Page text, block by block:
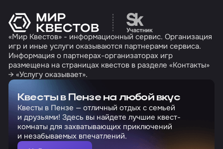
Перейти на сайт
«Мир Квестов» - информационный сервис. Организация
игр и иные услуги оказываются партнерами сервиса.
Информация о партнерах-организаторах игр
размещена на страницах квестов в разделе «Контакты»
→ «Услугу оказывает».
Квесты в Пензе на любой вкус
Квесты в Пензе — отличный отдых с семьей
и друзьями! Здесь вы найдете лучшие квест-
комнаты для захватывающих приключений
и незабываемых впечатлений.